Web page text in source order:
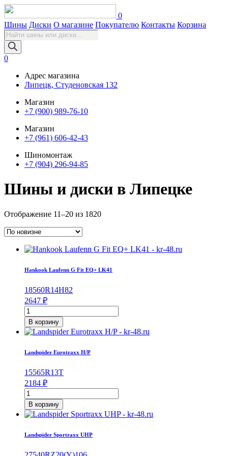
0
Шины Диски О магазине Покупателю Контакты Корзина
Поиск
товаров
0
Адрес магазина
Липецк, Студеновская 132
Магазин
+7 (900) 989-76-10
Магазин
+7 (961) 606-42-43
Шиномонтаж
+7 (904) 296-94-85
Шины и диски в Липецке
Отображение 11–20 из 1820
Hankook Laufenn G Fit EQ+ LK41
18560R14H82
2647 ₽
Количество
товара
Hankook
Laufenn
Fit
LK41
185/60/R14
82
H
В корзину
Landspider Eurotraxx H/P
15565R13T
2184 ₽
Количество
товара
Landspider
Eurotraxx
155/65/R13
В корзину
Landspider Sportraxx UHP